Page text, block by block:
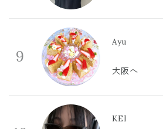
9
Ayu
大阪へ
KEI